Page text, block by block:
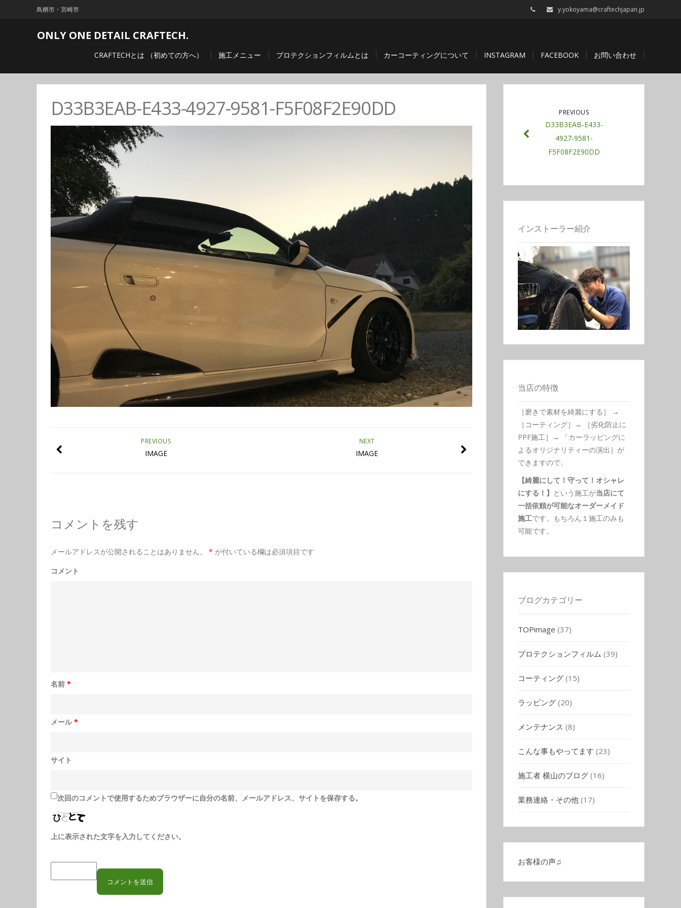
鳥栖市・宮崎市 y.yokoyama@craftechjapan.jp
ONLY ONE DETAIL CRAFTECH.
CRAFTECHとは （初めての方へ） 施工メニュー プロテクションフィルムとは カーコーティングについて INSTAGRAM FACEBOOK お問い合わせ
D33B3EAB-E433-4927-9581-F5F08F2E90DD
NEXT
IMAGE
PREVIOUS
IMAGE
コメントを残す
メールアドレスが公開されることはありません。 * が付いている欄は必須項目です
コメント
名前 *
メール*
サイト
次回のコメントで使用するためブラウザーに自分の名前、メールアドレス、サイトを保存する。
上に表示された文字を入力してください。
PREVIOUS
D33B3EAB-E433-
4927-9581-
F5F08F2E90DD
インストーラー紹介
当店の特徴
［磨きで素材を綺麗にする］ →
［コーティング］→ ［劣化防止に
PPF施工］→ 「カーラッピングに
よるオリジナリティーの演出］が
できますので、
【綺麗にして！守って！オシャレ
にする！】 という施工が当店にて
一括依頼が可能なオーダーメイド
施工です。もちろん１施工のみも
可能です。
ブログカテゴリー
TOPimage (37)
プロテクションフィルム (39)
コーティング (15)
ラッピング (20)
メンテナンス (8)
こんな事もやってます (23)
施工者 横山のブログ (16)
業務連絡・その他 (17)
お客様の声♫